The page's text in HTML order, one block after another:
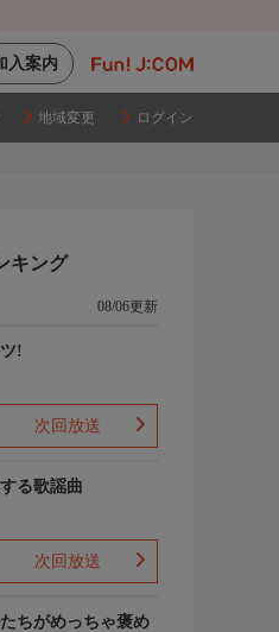
入案内
地域変更 ログイン
キング
08/06更新
!
次回放送
する歌謡曲
次回放送
たちがめっちゃ褒め